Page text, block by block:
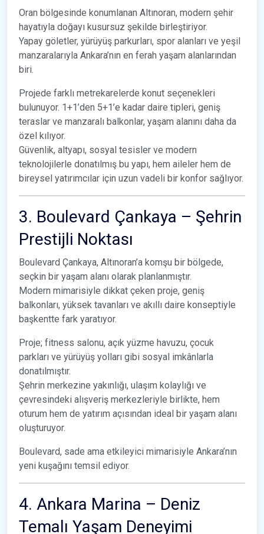
Oran bölgesinde konumlanan Altınoran, modern şehir
hayatıyla doğayı kusursuz şekilde birleştiriyor.
Yapay göletler, yürüyüş parkurları, spor alanları ve yeşil
manzaralarıyla Ankara’nın en ferah yaşam alanlarından
biri.
Projede farklı metrekarelerde konut seçenekleri
bulunuyor. 1+1’den 5+1’e kadar daire tipleri, geniş
teraslar ve manzaralı balkonlar, yaşam alanını daha da
özel kılıyor.
Güvenlik, altyapı, sosyal tesisler ve modern
teknolojilerle donatılmış bu yapı, hem aileler hem de
bireysel yatırımcılar için uzun vadeli bir konfor sağlıyor.
3. Boulevard Çankaya – Şehrin
Prestijli Noktası
Boulevard Çankaya, Altınoran’a komşu bir bölgede,
seçkin bir yaşam alanı olarak planlanmıştır.
Modern mimarisiyle dikkat çeken proje, geniş
balkonları, yüksek tavanları ve akıllı daire konseptiyle
başkentte fark yaratıyor.
Proje; fitness salonu, açık yüzme havuzu, çocuk
parkları ve yürüyüş yolları gibi sosyal imkânlarla
donatılmıştır.
Şehrin merkezine yakınlığı, ulaşım kolaylığı ve
çevresindeki alışveriş merkezleriyle birlikte, hem
oturum hem de yatırım açısından ideal bir yaşam alanı
oluşturuyor.
Boulevard, sade ama etkileyici mimarisiyle Ankara’nın
yeni kuşağını temsil ediyor.
4. Ankara Marina – Deniz
Temalı Yaşam Deneyimi